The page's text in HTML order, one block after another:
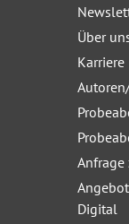
Über
Karriere
Anfrage
Digital